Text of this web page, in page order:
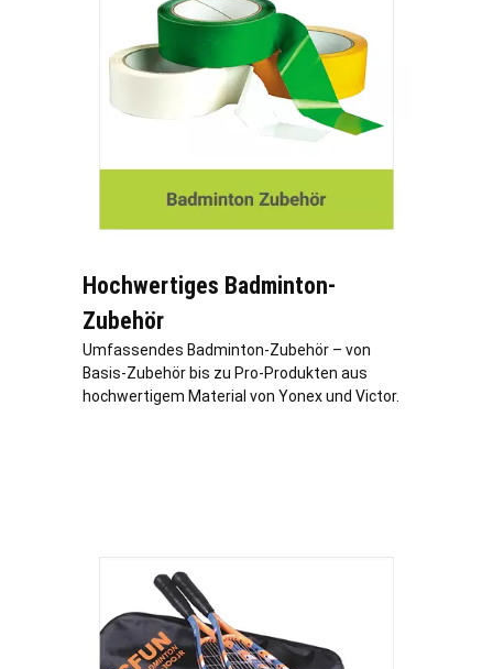
Hochwertiges Badminton-
Zubehör
Umfassendes Badminton-Zubehör – von
Basis-Zubehör bis zu Pro-Produkten aus
hochwertigem Material von Yonex und Victor.